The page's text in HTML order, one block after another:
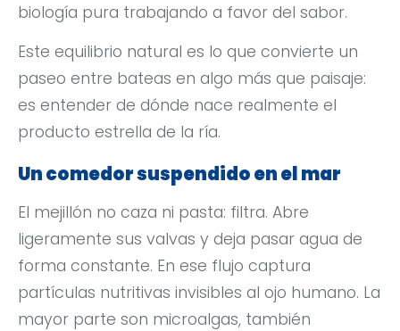
biología pura trabajando a favor del sabor.
Este equilibrio natural es lo que convierte un
paseo entre bateas en algo más que paisaje:
es entender de dónde nace realmente el
producto estrella de la ría.
Un comedor suspendido en el mar
El mejillón no caza ni pasta: filtra. Abre
ligeramente sus valvas y deja pasar agua de
forma constante. En ese flujo captura
partículas nutritivas invisibles al ojo humano. La
mayor parte son microalgas, también